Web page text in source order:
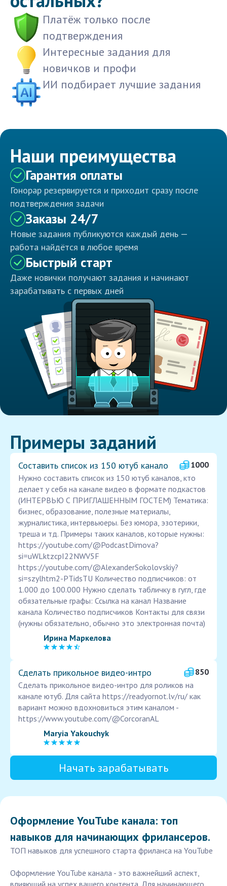
Платёж только после
подтверждения
Интересные задания для
новичков и профи
ИИ подбирает лучшие задания
Наши преимущества
Гарантия оплаты
Гонорар резервируется и приходит сразу после
подтверждения задачи
Заказы 24/7
Новые задания публикуются каждый день —
работа найдётся в любое время
Быстрый старт
Даже новички получают задания и начинают
зарабатывать с первых дней
Примеры заданий
Составить список из 150 ютуб канало
1000
Нужно составить список из 150 ютуб каналов, кто
делает у себя на канале видео в формате подкастов
(ИНТЕРВЬЮ С ПРИГЛАШЕННЫМ ГОСТЕМ) Тематика:
бизнес, образование, полезные материалы,
журналистика, интервьюеры. Без юмора, эзотерики,
треша и тд. Примеры таких каналов, которые нужны:
https://youtube.com/@PodcastDimova?
si=uWLktzcpI22NWV5F
https://youtube.com/@AlexanderSokolovskiy?
si=szylhtm2-PTidsTU Количество подписчиков: от
1.000 до 100.000 Нужно сделать табличку в гугл, где
обязательные графы: Ссылка на канал Название
канала Количество подписчиков Контакты для связи
(нужны обязательно, обычно это электронная почта)
Ирина Маркелова
Сделать прикольное видео-интро
850
Сделать прикольное видео-интро для роликов на
канале ютуб. Для сайта https://readyornot.lv/ru/ как
вариант можно вдохновиться этим каналом -
https://www.youtube.com/@CorcoranAL
Maryia Yakouchyk
Начать зарабатывать
Оформление YouTube канала: топ
навыков для начинающих фрилансеров.
ТОП навыков для успешного старта фриланса на YouTube
Оформление YouTube канала - это важнейший аспект,